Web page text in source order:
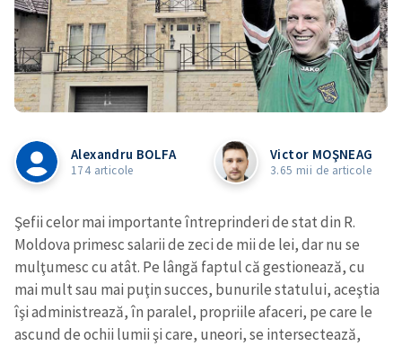
Alexandru BOLFA
174 articole
Victor MOŞNEAG
3.65 mii de articole
Şefii celor mai importante întreprinderi de stat din R.
Moldova primesc salarii de zeci de mii de lei, dar nu se
mulţumesc cu atât. Pe lângă faptul că gestionează, cu
mai mult sau mai puţin succes, bunurile statului, aceştia
îşi administrează, în paralel, propriile afaceri, pe care le
ascund de ochii lumii şi care, uneori, se intersectează,